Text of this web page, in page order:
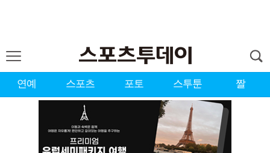
연예 스포츠 포토 스투툰 짤